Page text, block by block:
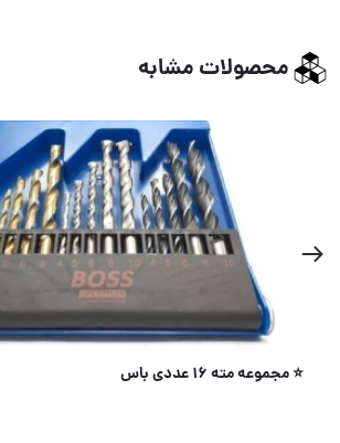
محصولات مشابه
قفل کتابی ۹۴ فولادی ۱۱۰۰ الترا